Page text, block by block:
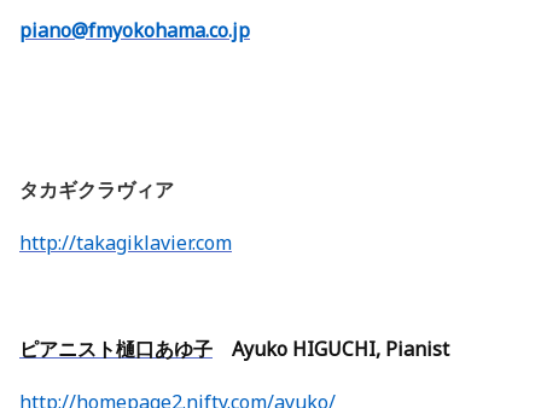
piano@fmyokohama.co.jp
タカギクラヴィア
http://takagiklavier.com
ピアニスト樋口あゆ子 Ayuko HIGUCHI, Pianist
http://homepage2.nifty.com/ayuko/